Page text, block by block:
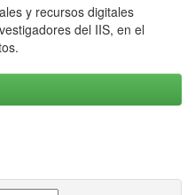
y recursos digitales
del IIS, en el